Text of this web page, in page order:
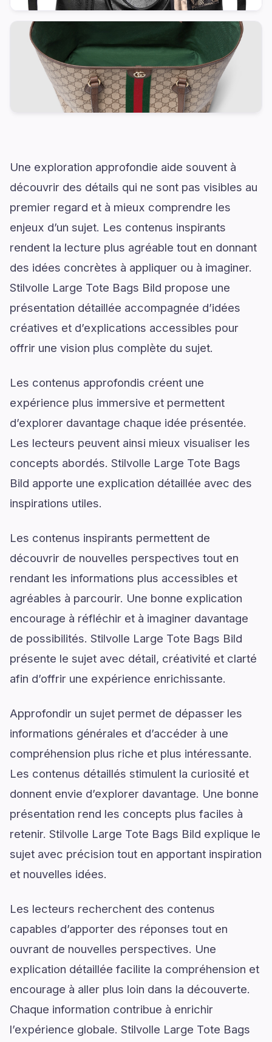
Une exploration approfondie aide souvent à
découvrir des détails qui ne sont pas visibles au
premier regard et à mieux comprendre les
enjeux d’un sujet. Les contenus inspirants
rendent la lecture plus agréable tout en donnant
des idées concrètes à appliquer ou à imaginer.
Stilvolle Large Tote Bags Bild propose une
présentation détaillée accompagnée d’idées
créatives et d’explications accessibles pour
offrir une vision plus complète du sujet.
Les contenus approfondis créent une
expérience plus immersive et permettent
d’explorer davantage chaque idée présentée.
Les lecteurs peuvent ainsi mieux visualiser les
concepts abordés. Stilvolle Large Tote Bags
Bild apporte une explication détaillée avec des
inspirations utiles.
Les contenus inspirants permettent de
découvrir de nouvelles perspectives tout en
rendant les informations plus accessibles et
agréables à parcourir. Une bonne explication
encourage à réfléchir et à imaginer davantage
de possibilités. Stilvolle Large Tote Bags Bild
présente le sujet avec détail, créativité et clarté
afin d’offrir une expérience enrichissante.
Approfondir un sujet permet de dépasser les
informations générales et d’accéder à une
compréhension plus riche et plus intéressante.
Les contenus détaillés stimulent la curiosité et
donnent envie d’explorer davantage. Une bonne
présentation rend les concepts plus faciles à
retenir. Stilvolle Large Tote Bags Bild explique le
sujet avec précision tout en apportant inspiration
et nouvelles idées.
Les lecteurs recherchent des contenus
capables d’apporter des réponses tout en
ouvrant de nouvelles perspectives. Une
explication détaillée facilite la compréhension et
encourage à aller plus loin dans la découverte.
Chaque information contribue à enrichir
l’expérience globale. Stilvolle Large Tote Bags